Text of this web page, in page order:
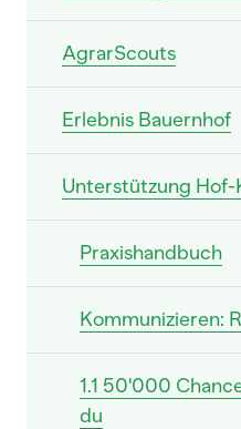
AgrarScouts
Erlebnis Bauernhof
Unterstützung
Praxishandbuch
Kommunizieren:
1.1 50'000
du